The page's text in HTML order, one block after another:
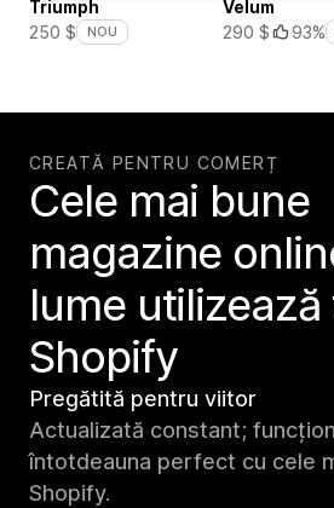
Triumph
250 $
NOU
Velum
290 $
93%
CREATĂ PENTRU COMERȚ
Cele mai bune
magazine
lume
Shopify
Pregătită pentru viitor
Actualizată constant;
întotdeauna perfect cu cele
Shopify.